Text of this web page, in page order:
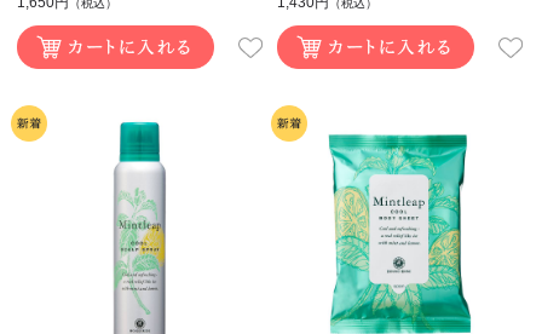
（税込） （税込）